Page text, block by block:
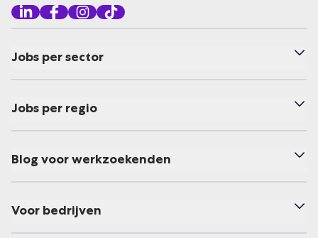
Jobs per sector
Jobs per regio
Blog voor werkzoekenden
Voor bedrijven